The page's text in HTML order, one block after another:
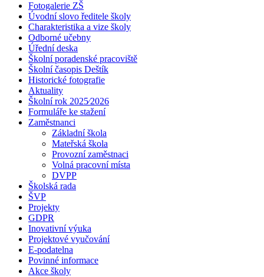
Fotogalerie ZŠ
Úvodní slovo ředitele školy
Charakteristika a vize školy
Odborné učebny
Úřední deska
Školní poradenské pracoviště
Školní časopis Deštík
Historické fotografie
Aktuality
Školní rok 2025⁄2026
Formuláře ke stažení
Zaměstnanci
Základní škola
Mateřská škola
Provozní zaměstnaci
Volná pracovní místa
DVPP
Školská rada
ŠVP
Projekty
GDPR
Inovativní výuka
Projektové vyučování
E-podatelna
Povinné informace
Akce školy